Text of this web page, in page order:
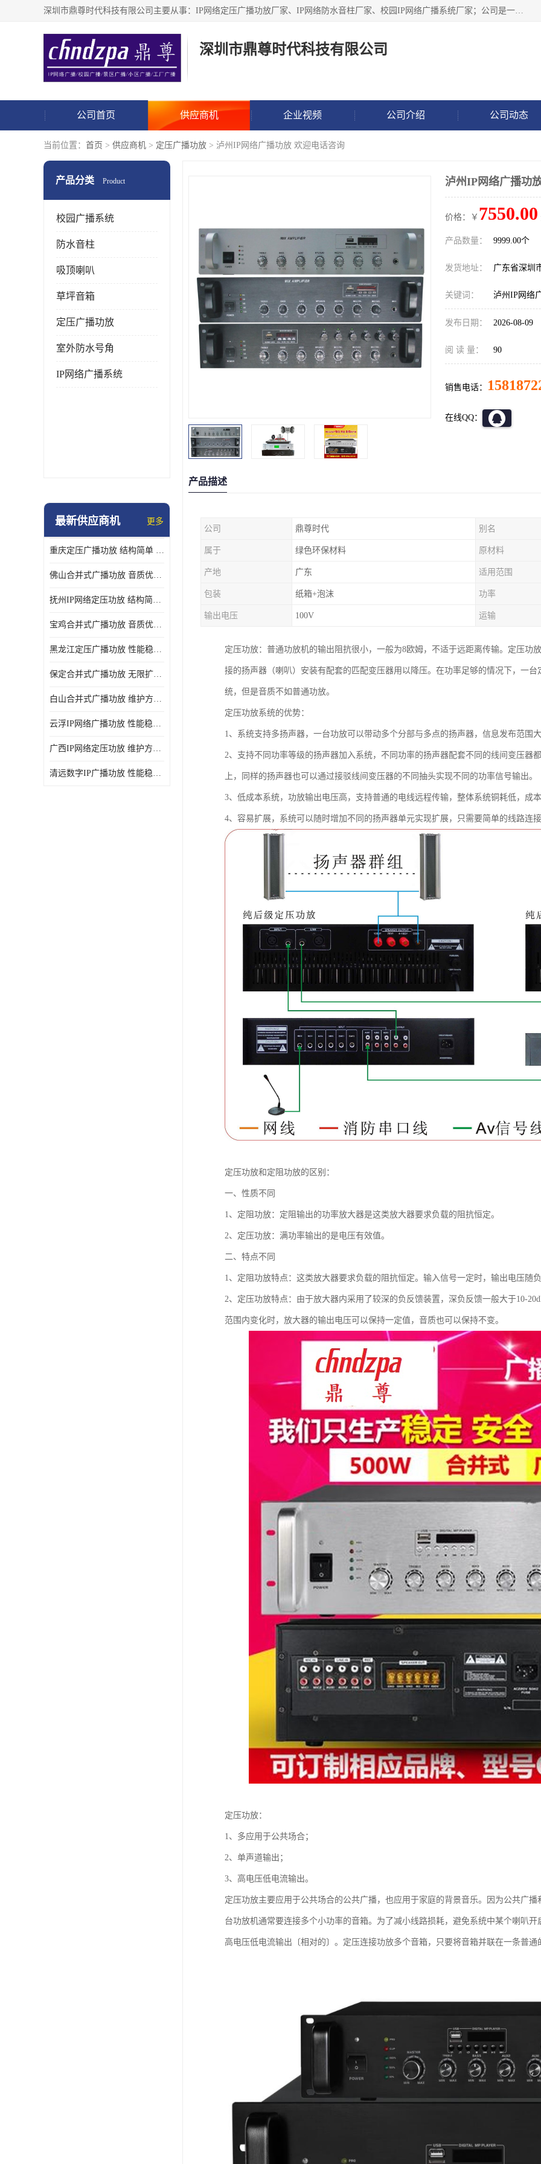
深圳市鼎尊时代科技有限公司主要从事：IP网络定压广播功放厂家、IP网络防水音柱厂家、校园IP网络广播系统厂家；公司是一家集研发、生产、销售公共广播器材于一体的现代电子科技企业。公司成立多年来，本着“自主研发技术、开拓稳定的产品”的宗旨，集多年的行业经验，引航广播行业的迅猛发展，使产品能够适应时代技术发展的需要。
深圳市鼎尊时代科技有限公司
公司首页 供应商机 企业视频 公司介绍 公司动态
当前位置： 首页 > 供应商机 > 定压广播功放 > 泸州IP网络广播功放 欢迎电话咨询
产品分类 Product
校园广播系统
防水音柱
吸顶喇叭
草坪音箱
定压广播功放
室外防水号角
IP网络广播系统
最新供应商机 更多
重庆定压广播功放 结构简单 传输距离远
佛山合并式广播功放 音质优美清晰 输出电压大 电流小
抚州IP网络定压功放 结构简单 多应用于公共场合
宝鸡合并式广播功放 音质优美清晰 维护方便
黑龙江定压广播功放 性能稳定 无限扩容
保定合并式广播功放 无限扩容 设计结构简单
白山合并式广播功放 维护方便 多应用于公共场合
云浮IP网络广播功放 性能稳定 设计结构简单
广西IP网络定压功放 维护方便 多应用于公共场合
清远数字IP广播功放 性能稳定 传输距离远
泸州IP网络广播功
价格：￥ 7550.00
产品数量： 9999.00个
发货地址： 广东省深圳
关键词： 泸州IP网络
发布日期： 2026-08-09
阅 读 量： 90
销售电话：
在线QQ：
产品描述
公司 鼎尊时代 别名
属于 绿色环保材料 原材料
产地 广东 适用范围
包装 纸箱+泡沫 功率
输出电压 100V 运输
定压功放：普通功放机的输出阻抗很小，一般为8欧姆，不适于远距离传输。定压功
接的扬声器（喇叭）安装有配套的匹配变压器用以降压。在功率足够的情况下，一
统，但是音质不如普通功放。
定压功放系统的优势：
1、系统支持多扬声器，一台功放可以带动多个分部与多点的扬声器，信息发布范围
2、支持不同功率等级的扬声器加入系统，不同功率的扬声器配套不同的线间变压器
上，同样的扬声器也可以通过接驳线间变压器的不同抽头实现不同的功率信号输出。
3、低成本系统，功放输出电压高，支持普通的电线远程传输，整体系统铜耗低，成
4、容易扩展，系统可以随时增加不同的扬声器单元实现扩展，只需要简单的线路连
定压功放和定阻功放的区别：
一、性质不同
1、定阻功放：定阻输出的功率放大器是这类放大器要求负载的阻抗恒定。
2、定压功放：满功率输出的是电压有效值。
二、特点不同
1、定阻功放特点：这类放大器要求负载的阻抗恒定。输入信号一定时，输出电压随
2、定压功放特点：由于放大器内采用了较深的负反馈装置，深负反馈一般大于10-
范围内变化时，放大器的输出电压可以保持一定值，音质也可以保持不变。
定压功放：
1、多应用于公共场合；
2、单声道输出；
3、高电压低电流输出。
定压功放主要应用于公共场合的公共广播，也应用于家庭的背景音乐。因为公共广
台功放机通常要连接多个小功率的音箱。为了减小线路损耗，避免系统中某个喇叭
高电压低电流输出〔相对的〕。定压连接功放多个音箱，只要将音箱并联在一条普通